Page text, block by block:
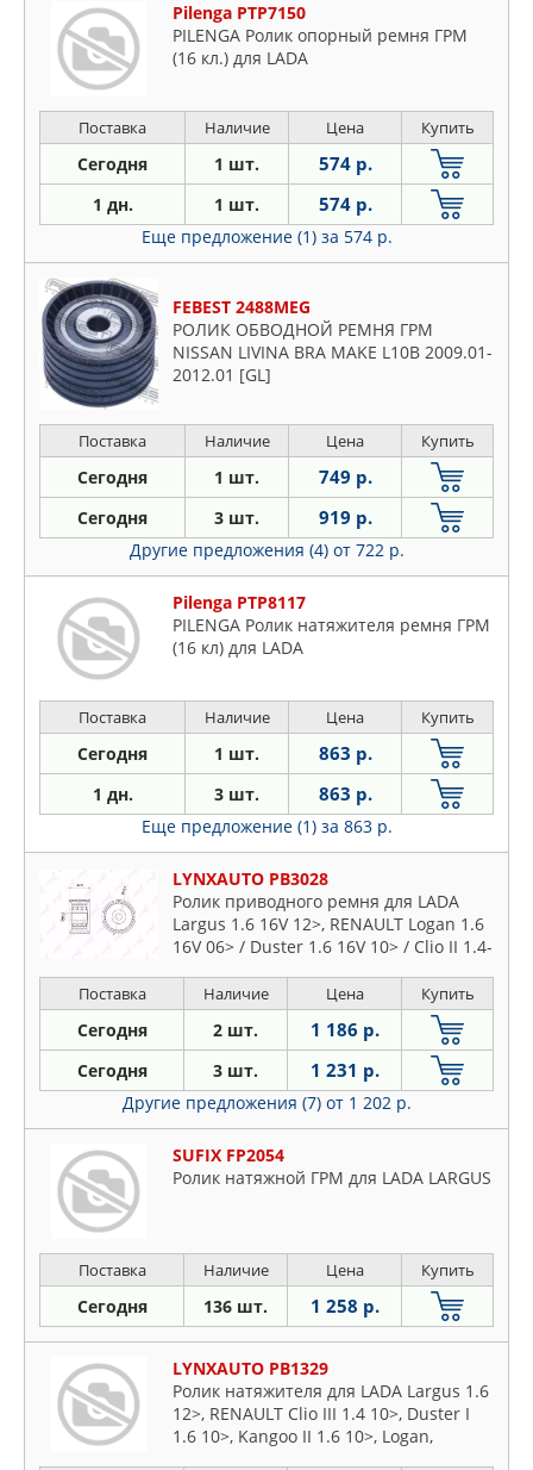
Pilenga PTP7150
PILENGA Ролик опорный ремня ГРМ
(16 кл.) для LADA
Поставка Наличие Цена Купить
Сегодня 1 шт. 574 р.
1 дн. 1 шт. 574 р.
Еще предложение (1) за 574 р.
FEBEST 2488MEG
РОЛИК ОБВОДНОЙ РЕМНЯ ГРМ
NISSAN LIVINA BRA MAKE L10B 2009.01-
2012.01 [GL]
Поставка Наличие Цена Купить
Сегодня 1 шт. 749 р.
Сегодня 3 шт. 919 р.
Другие предложения (4) от 722 р.
Pilenga PTP8117
PILENGA Ролик натяжителя ремня ГРМ
(16 кл) для LADA
Поставка Наличие Цена Купить
Сегодня 1 шт. 863 р.
1 дн. 3 шт. 863 р.
Еще предложение (1) за 863 р.
LYNXAUTO PB3028
Ролик приводного ремня для LADA
Largus 1.6 16V 12>, RENAULT Logan 1.6
16V 06> / Duster 1.6 16V 10> / Clio II 1.4-
Kangoo 1.6 16V 01> / Laguna I-II 1.6 16V
97> / Megane I-III 1.4-1.6 16V 99>,
Поставка Наличие Цена Купить
Сегодня 2 шт. 1 186 р.
Сегодня 3 шт. 1 231 р.
Другие предложения (7) от 1 202 р.
SUFIX FP2054
Ролик натяжной ГРМ для LADA LARGUS
Поставка Наличие Цена Купить
Сегодня 136 шт. 1 258 р.
LYNXAUTO PB1329
Ролик натяжителя для LADA Largus 1.6
12>, RENAULT Clio III 1.4 10>, Duster I
1.6 10>, Kangoo II 1.6 10>, Logan,